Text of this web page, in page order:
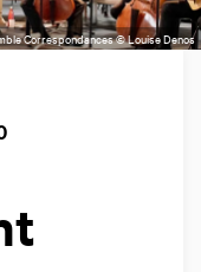
Correspondances © Louise Denos